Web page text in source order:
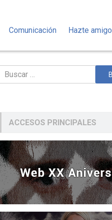
Comunicación Hazte amigo
Buscar:
ACCESOS PRINCIPALES